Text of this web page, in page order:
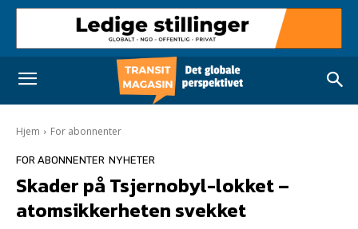
Hjem For abonnenter
FOR ABONNENTER NYHETER
Skader på Tsjernobyl-lokket –
atomsikkerheten svekket